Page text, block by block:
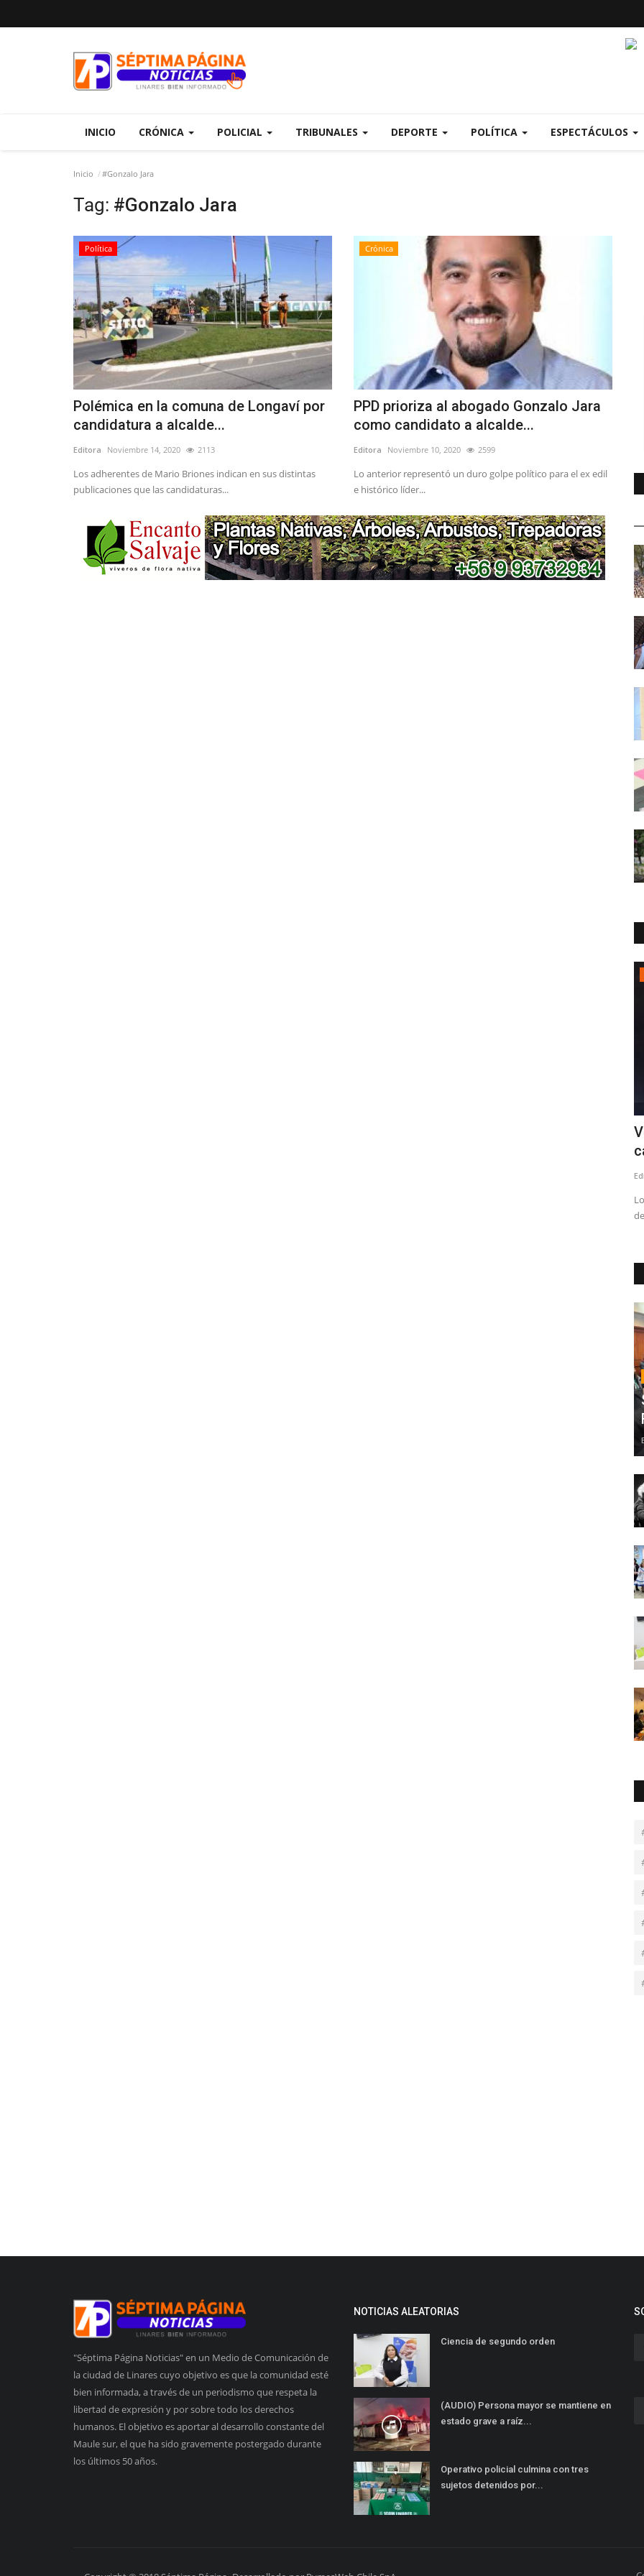
INICIO CRÓNICA POLICIAL TRIBUNALES DEPORTE POLÍTICA ESPECTÁCULOS
Inicio #Gonzalo Jara
Tag: #Gonzalo Jara
Política
Polémica en la comuna de Longaví por
candidatura a alcalde...
Editora Noviembre 14, 2020 2113
Los adherentes de Mario Briones indican en sus distintas
publicaciones que las candidaturas...
Crónica
PPD prioriza al abogado Gonzalo Jara
como candidato a alcalde...
Editora Noviembre 10, 2020 2599
Lo anterior representó un duro golpe político para el ex edil
e histórico líder...
"Séptima Página Noticias" en un Medio de Comunicación de
la ciudad de Linares cuyo objetivo es que la comunidad esté
bien informada, a través de un periodismo que respeta la
libertad de expresión y por sobre todo los derechos
humanos. El objetivo es aportar al desarrollo constante del
Maule sur, el que ha sido gravemente postergado durante
los últimos 50 años.
NOTICIAS ALEATORIAS
Ciencia de segundo orden
(AUDIO) Persona mayor se mantiene en
estado grave a raíz...
Operativo policial culmina con tres
sujetos detenidos por...